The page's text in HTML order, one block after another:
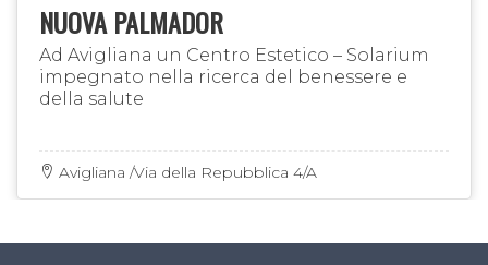
NUOVA PALMADOR
Ad Avigliana un Centro Estetico – Solarium
impegnato nella ricerca del benessere e
della salute
Avigliana /Via della Repubblica 4/A